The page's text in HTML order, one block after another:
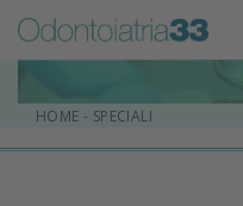
HOME - SPECIALI